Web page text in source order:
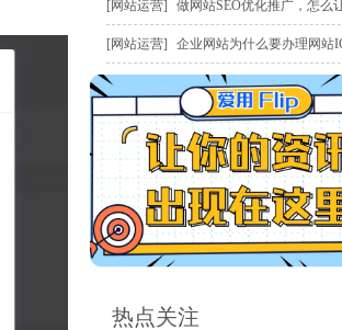
网站运营 做网站SEO优化推广，怎么让客
网站运营 企业网站为什么要办理网站
热点关注